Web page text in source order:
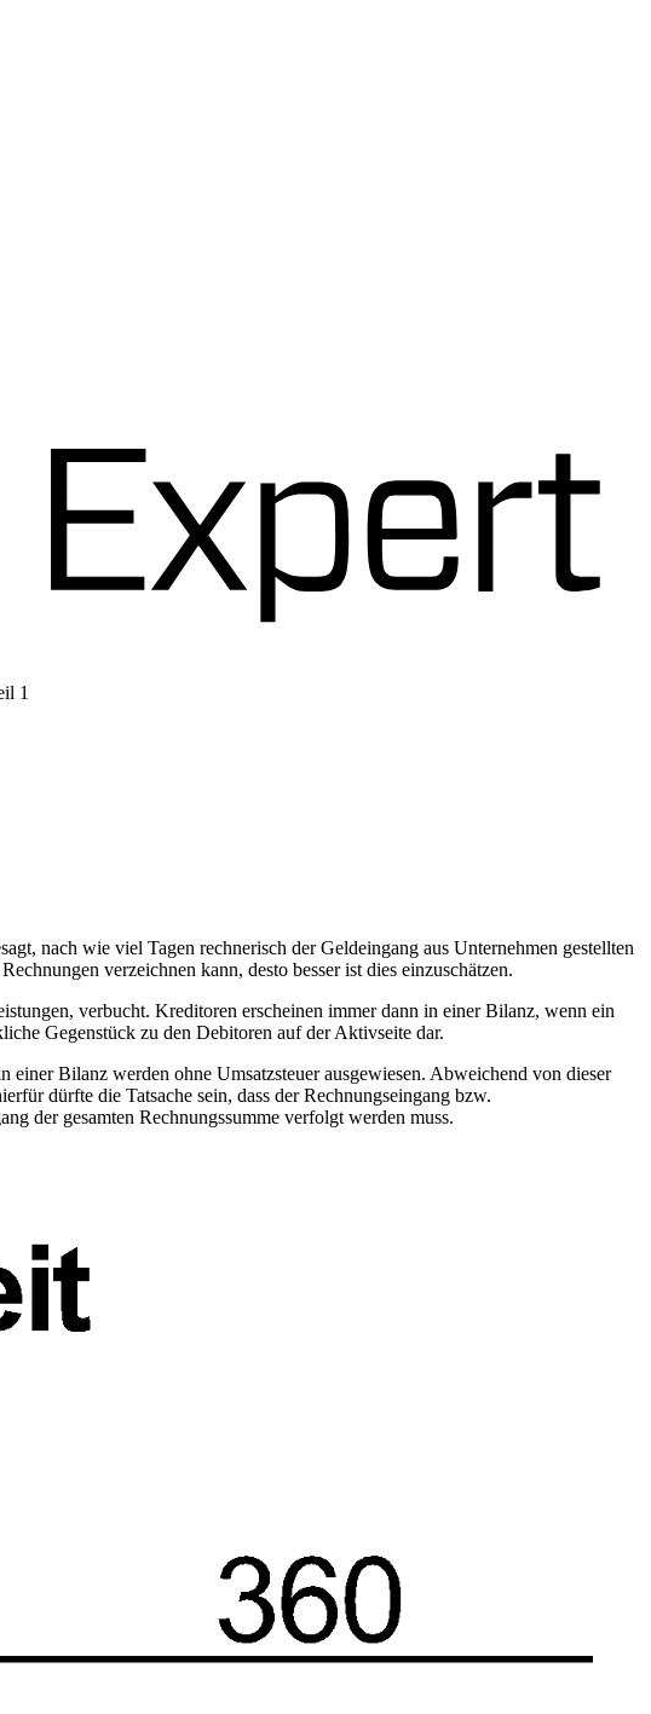
1
nach wie viel Tagen rechnerisch der Geldeingang aus Unternehmen gestellten
verzeichnen kann, desto besser ist dies einzuschätzen.
verbucht. Kreditoren erscheinen immer dann in einer Bilanz, wenn ein
Gegenstück zu den Debitoren auf der Aktivseite dar.
Bilanz werden ohne Umsatzsteuer ausgewiesen. Abweichend von dieser
dürfte die Tatsache sein, dass der Rechnungseingang bzw.
der gesamten Rechnungssumme verfolgt werden muss.